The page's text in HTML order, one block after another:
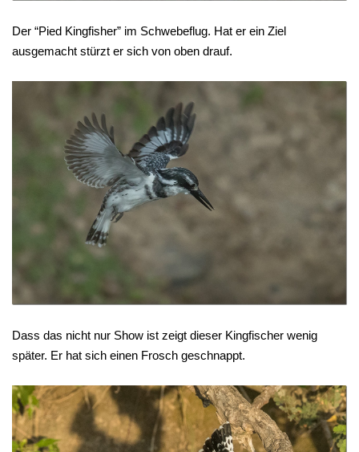
Der “Pied Kingfisher” im Schwebeflug. Hat er ein Ziel
ausgemacht stürzt er sich von oben drauf.
Dass das nicht nur Show ist zeigt dieser Kingfischer wenig
später. Er hat sich einen Frosch geschnappt.